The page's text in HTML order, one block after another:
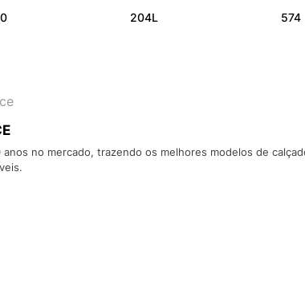
204L 574
anos no mercado, trazendo os melhores modelos de